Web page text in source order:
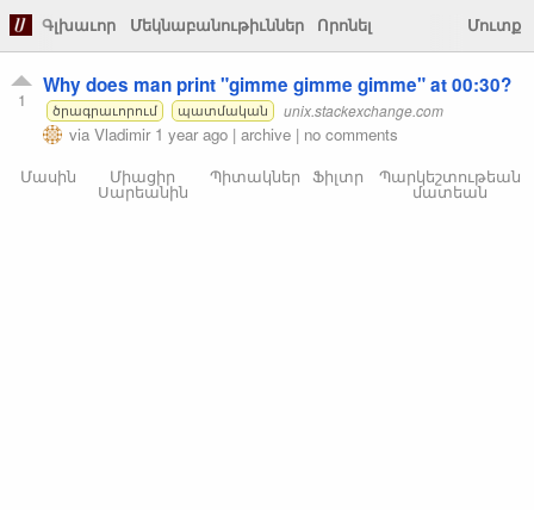
Գլխաւոր Մեկնաբանութիւններ Որոնել Մուտք
1
Why does man print "gimme gimme gimme" at 00:30?
ծրագրաւորում պատմական unix.stackexchange.com
via Vladimir 1 year ago | archive | no comments
Մասին
Միացիր
Սարեանին
Պիտակներ Ֆիլտր Պարկեշտութեան
մատեան